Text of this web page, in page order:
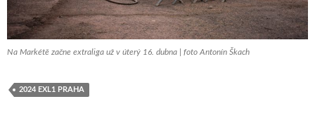
Na Markétě začne extraliga už v úterý 16. dubna | foto Antonín Škach
2024 EXL1 PRAHA